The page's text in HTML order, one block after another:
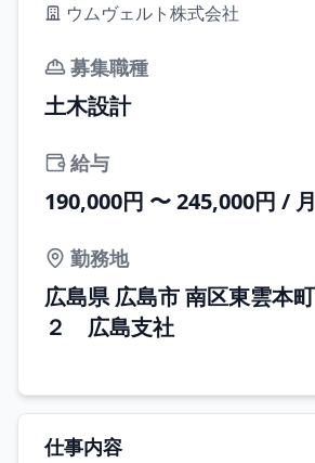
ウムヴェルト株式会社
募集職種
土木設計
給与
190,000円 〜 245,000円 / 月
勤務地
広島県 広島市 南区東雲本
２ 広島支社
仕事内容